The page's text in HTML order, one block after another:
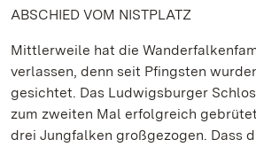
ABSCHIED VOM NISTPLATZ
Mittlerweile hat die
verlassen, denn seit Pfingsten
gesichtet. Das Ludwigsburger
zum zweiten Mal erfolgreich
drei Jungfalken großgezogen. Dass